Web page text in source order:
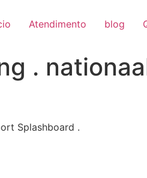
Atendimento blog
.
Splashboard .